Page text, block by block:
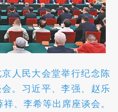
人民大会堂举行纪念陈
。习近平、李强、赵乐
、李希等出席座谈会。